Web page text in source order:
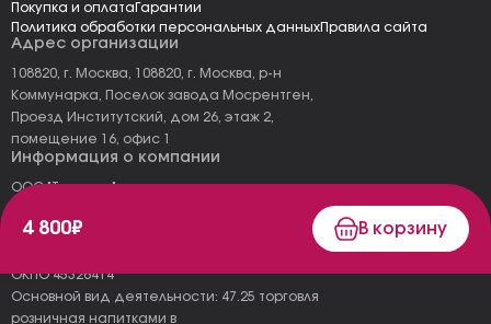
4 800₽ В корзину
Адрес организации
108820, г. Москва, 108820, г. Москва, р-н
Коммунарка, Поселок завода Мосрентген,
Проезд Институтский, дом 26, этаж 2,
помещение 16, офис 1
Информация о компании
ООО "Тоскана"
КПП: 775101001
ОКПО 45326414
Основной вид деятельности: 47.25 торговля
розничная напитками в
Покупка и оплата Гарантии
Политика обработки персональных данныхПравила сайта